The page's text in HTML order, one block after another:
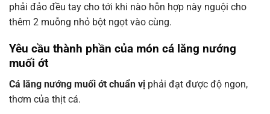
phải đảo đều tay cho tới khi nào hỗn hợp này nguội cho
thêm 2 muỗng nhỏ bột ngọt vào cùng.
Yêu cầu thành phần của món cá lăng nướng
muối ớt
Cá lăng nướng muối ớt chuẩn vị phải đạt được độ ngon,
thơm của thịt cá.